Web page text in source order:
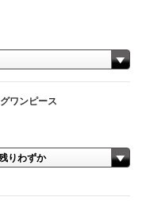
ワンピース